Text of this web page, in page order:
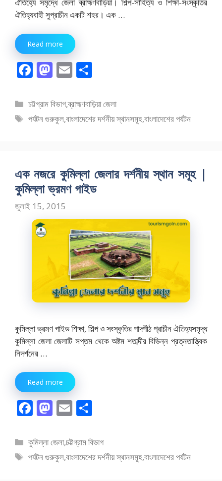
ঐতিহ্যে সমৃদ্ধে জেলা ব্রাহ্মণবাড়িয়া। শিল্প-সাহিত্য ও শিক্ষা-সংস্কৃতির
ঐতিহ্যবাহী সুপ্রাচীন একটি শহর। এক …
Read more
F
e
b
M
to
d
E
ai
l
ar
e
বিভাগ
সমূহ
চট্টগ্রাম বিভাগ,ব্রাহ্মণবাড়িয়া জেলা
ট্যাগ
পর্যটন গুরুকুল,বাংলাদেশের দর্শনীয় স্থানসমূহ,বাংলাদেশের পর্যটন
এক নজরে কুমিল্লা জেলার দর্শনীয় স্থান সমূহ |
কুমিল্লা ভ্রমণ গাইড
জুলাই 15, 2015
কুমিল্লা ভ্রমণ গাইড শিক্ষা, শিল্প ও সংস্কৃতির পাদপীঠ প্রাচীন ঐতিহ্যসমৃদ্ধ
কুমিল্লা জেলা জেলাটি সপ্তম থেকে অষ্টম শতাব্দীর বিভিন্ন প্রত্নতাত্ত্বিক
নিদর্শনের …
Read more
F
e
b
M
to
d
E
ai
l
ar
e
বিভাগ
সমূহ
কুমিল্লা জেলা,চট্টগ্রাম বিভাগ
ট্যাগ
পর্যটন গুরুকুল,বাংলাদেশের দর্শনীয় স্থানসমূহ,বাংলাদেশের পর্যটন